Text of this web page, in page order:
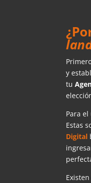
y
tu
Para
Estas
Digital